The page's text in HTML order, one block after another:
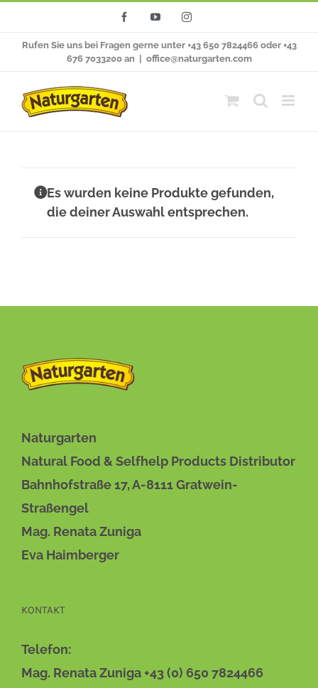
FacebookYouTubeInstagram
Rufen Sie uns bei Fragen gerne unter +43 650 7824466 oder +43
676 7033200 an
office@naturgarten.com
Es wurden keine Produkte gefunden,
die deiner Auswahl entsprechen.
Naturgarten
Natural Food & Selfhelp Products Distributor
Bahnhofstraße 17, A-8111 Gratwein-
Straßengel
Mag. Renata Zuniga
Eva Haimberger
KONTAKT
Telefon:
Mag. Renata Zuniga +43 (0) 650 7824466